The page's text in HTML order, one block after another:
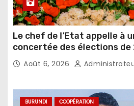
Le chef de l’Etat appelle à
concertée des élections de
Août 6, 2026
BURUNDI COOPÉRATION